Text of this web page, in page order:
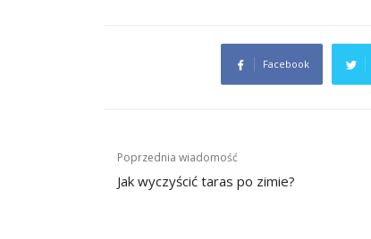
Facebook
Nawigacja
wpisu
Poprzednia wiadomość
Jak wyczyścić taras po zimie?